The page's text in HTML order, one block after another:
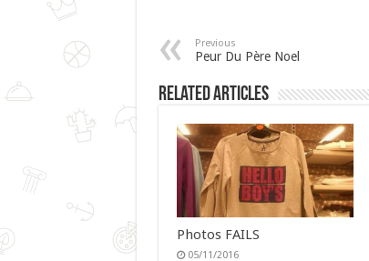
Previous
Peur Du Père Noel
Related Articles
Photos FAILS
05/11/2016